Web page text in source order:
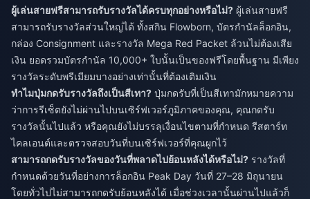
ผู้เล่นสายฟรีสามารถรับรางวัลได้ครบทุกอย่างหรือไม่? ผู้เล่นสายฟรี
สามารถรับรางวัลส่วนใหญ่ได้ ทั้งสกิน Flowborn, บัตรกำนัลล็อกอิน,
กล่อง Consignment และรางวัล Mega Red Packet ล้วนไม่ต้องเสีย
เงิน ยอดรวมบัตรกำนัล 10,000+ ใบนั้นเป็นของฟรีโดยพื้นฐาน มีเพียง
รางวัลระดับพรีเมียมบางอย่างเท่านั้นที่ต้องเติมเงิน
ทำไมปุ่มกดรับรางวัลถึงเป็นสีเทา? ปุ่มกดรับที่เป็นสีเทามักหมายความ
ว่าการรีเซ็ตยังไม่ผ่านไปบนเซิร์ฟเวอร์ภูมิภาคของคุณ, คุณกดรับ
รางวัลนั้นไปแล้ว หรือคุณยังไม่บรรลุเงื่อนไขตามที่กำหนด รีสตาร์ท
ไคลเอนต์และตรวจสอบวันที่บนเซิร์ฟเวอร์ที่คุณผูกไว้
สามารถกดรับรางวัลของวันที่พลาดไปย้อนหลังได้หรือไม่? รางวัลที่
กำหนดด้วยวันที่อย่างการล็อกอิน Peak Day วันที่ 27–28 มิถุนายน
โดยทั่วไปไม่สามารถกดรับย้อนหลังได้ เมื่อช่วงเวลานั้นผ่านไปแล้วก็